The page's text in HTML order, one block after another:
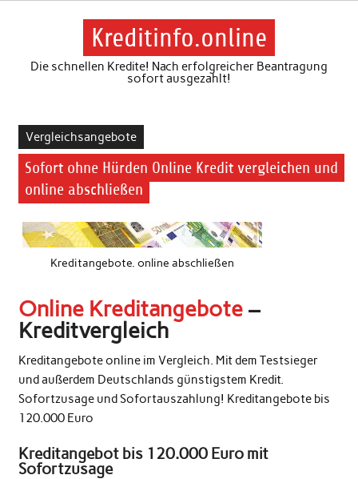
Skip
Kreditinfo.online
Die schnellen Kredite! Nach erfolgreicher Beantragung
sofort ausgezahlt!
Vergleichsangebote
Sofort ohne Hürden Online Kredit vergleichen und
online abschließen
Kreditangebote. online abschließen
Online Kreditangebote–
Kreditvergleich
Kreditangebote online im Vergleich. Mit dem Testsieger
und außerdem Deutschlands günstigstem Kredit.
Sofortzusage und Sofortauszahlung! Kreditangebote bis
120.000 Euro
Kreditangebot bis 120.000 Euro mit
Sofortzusage